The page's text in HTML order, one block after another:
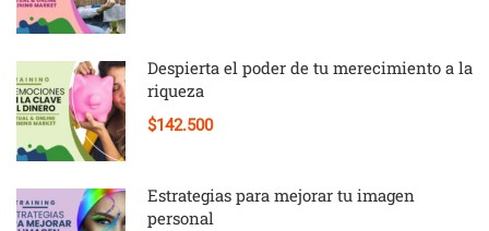
Despierta el poder de tu merecimiento a la
riqueza
$142.500
Estrategias para mejorar tu imagen
personal